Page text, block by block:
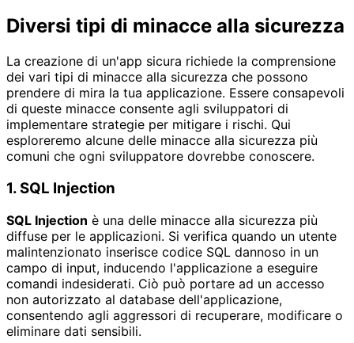
Diversi tipi di minacce alla sicurezza
La creazione di un'app sicura richiede la comprensione
dei vari tipi di minacce alla sicurezza che possono
prendere di mira la tua applicazione. Essere consapevoli
di queste minacce consente agli sviluppatori di
implementare strategie per mitigare i rischi. Qui
esploreremo alcune delle minacce alla sicurezza più
comuni che ogni sviluppatore dovrebbe conoscere.
1. SQL Injection
SQL Injection è una delle minacce alla sicurezza più
diffuse per le applicazioni. Si verifica quando un utente
malintenzionato inserisce codice SQL dannoso in un
campo di input, inducendo l'applicazione a eseguire
comandi indesiderati. Ciò può portare ad un accesso
non autorizzato al database dell'applicazione,
consentendo agli aggressori di recuperare, modificare o
eliminare dati sensibili.